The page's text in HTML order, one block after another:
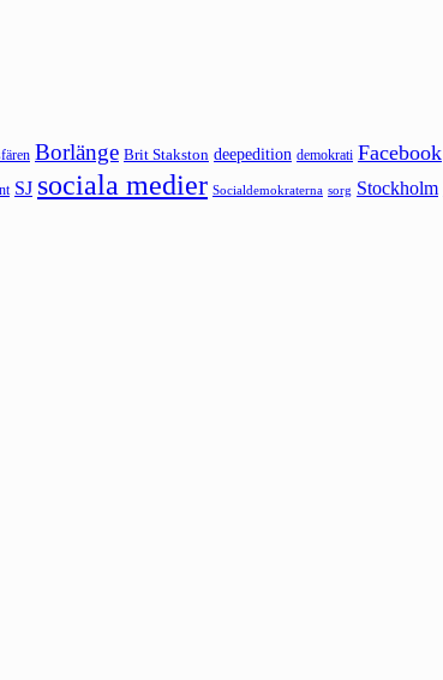
Borlänge Brit Stakston deepedition demokrati Facebook
SJ sociala medier Socialdemokraterna sorg Stockholm